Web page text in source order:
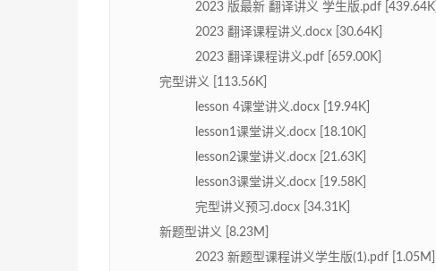
2023 版最新 翻译讲义 学生版.pdf [439.64K]
2023 翻译课程讲义.docx [30.64K]
2023 翻译课程讲义.pdf [659.00K]
完型讲义 [113.56K]
lesson 4课堂讲义.docx [19.94K]
lesson1课堂讲义.docx [18.10K]
lesson2课堂讲义.docx [21.63K]
lesson3课堂讲义.docx [19.58K]
完型讲义预习.docx [34.31K]
新题型讲义 [8.23M]
2023 新题型课程讲义学生版(1).pdf [1.05M]